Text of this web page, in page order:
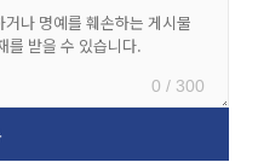
0 / 300